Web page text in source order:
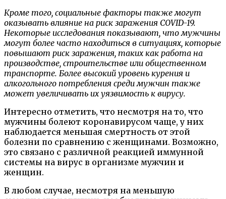
Кроме того, социальные факторы также могут
оказывать влияние на риск заражения COVID-19.
Некоторые исследования показывают, что мужчины
могут более часто находиться в ситуациях, которые
повышают риск заражения, таких как работа на
производстве, строительстве или общественном
транспорте. Более высокий уровень курения и
алкогольного потребления среди мужчин также
может увеличивать их уязвимость к вирусу.
Интересно отметить, что несмотря на то, что
мужчины болеют коронавирусом чаще, у них
наблюдается меньшая смертность от этой
болезни по сравнению с женщинами. Возможно,
это связано с различной реакцией иммунной
системы на вирус в организме мужчин и
женщин.
В любом случае, несмотря на меньшую